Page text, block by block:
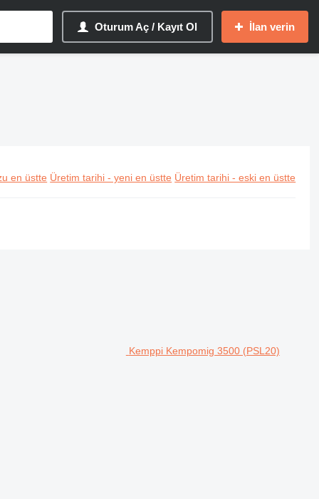
Oturum Aç / Kayıt Ol İlan verin
en üstte Üretim tarihi - yeni en üstte Üretim tarihi - eski en üstte
Kemppi Kempomig 3500 (PSL20)